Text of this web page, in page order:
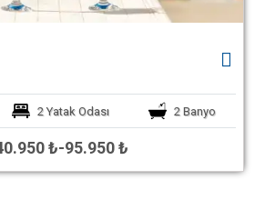
2 Yatak Odası 2 Banyo
₺-95.950 ₺